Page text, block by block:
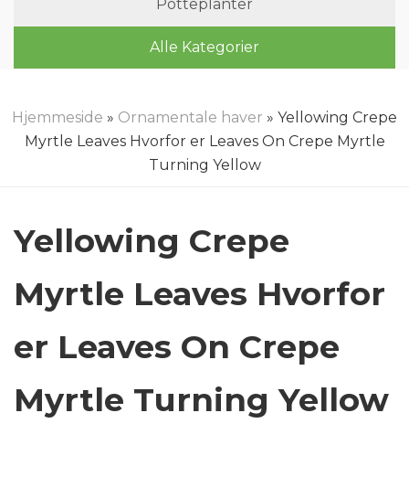
Potteplanter
Alle Kategorier
Hjemmeside » Ornamentale haver » Yellowing Crepe
Myrtle Leaves Hvorfor er Leaves On Crepe Myrtle
Turning Yellow
Yellowing Crepe
Myrtle Leaves Hvorfor
er Leaves On Crepe
Myrtle Turning Yellow